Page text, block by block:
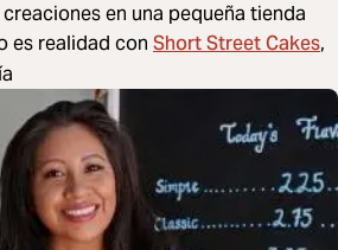
en una pequeña tienda
es realidad con Short Street Cakes,